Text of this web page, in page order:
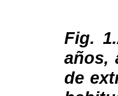
Fig.
años,
de